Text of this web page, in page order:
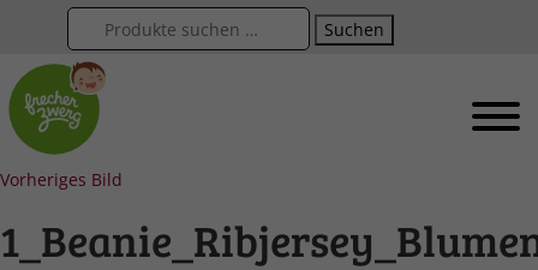
Suchen
Vorheriges Bild